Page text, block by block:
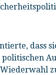
dass
politischen